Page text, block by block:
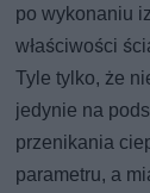
po wykonaniu
właściwości
Tyle tylko, że
jedynie na
przenikania
parametru, a